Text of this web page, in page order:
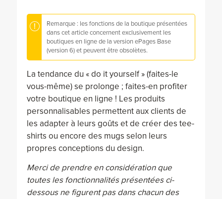
Remarque : les fonctions de la boutique présentées
dans cet article concernent exclusivement les
boutiques en ligne de la version ePages Base
(version 6) et peuvent être obsolètes.
La tendance du « do it yourself » (faites-le
vous-même) se prolonge ; faites-en profiter
votre boutique en ligne ! Les produits
personnalisables permettent aux clients de
les adapter à leurs goûts et de créer des tee-
shirts ou encore des mugs selon leurs
propres conceptions du design.
Merci de prendre en considération que
toutes les fonctionnalités présentées ci-
dessous ne figurent pas dans chacun des